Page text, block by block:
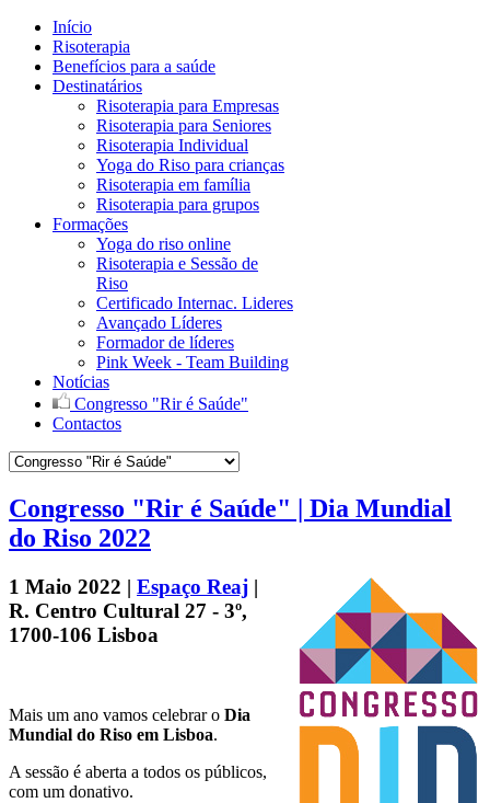
Início
Risoterapia
Benefícios para a saúde
Destinatários
Risoterapia para Empresas
Risoterapia para Seniores
Risoterapia Individual
Yoga do Riso para crianças
Risoterapia em família
Risoterapia para grupos
Formações
Yoga do riso online
Risoterapia e Sessão de
Riso
Certificado Internac. Lideres
Avançado Líderes
Formador de líderes
Pink Week - Team Building
Notícias
Congresso "Rir é Saúde"
Contactos
Congresso "Rir é Saúde" | Dia Mundial
do Riso 2022
1 Maio 2022 | Espaço Reaj |
R. Centro Cultural 27 - 3º,
1700-106 Lisboa
Mais um ano vamos celebrar o Dia
Mundial do Riso em Lisboa.
A sessão é aberta a todos os públicos,
com um donativo.